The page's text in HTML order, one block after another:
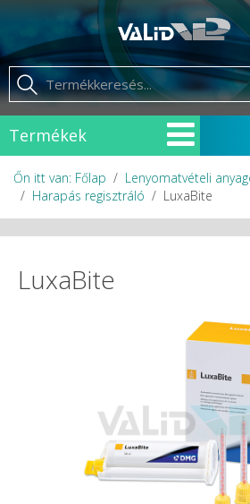
Termékek
Őn itt van: Főlap
Lenyomatvételi
Harapás regisztráló
LuxaBite
LuxaBite